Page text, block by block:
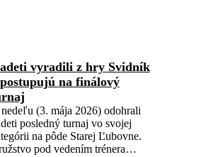
vyradili z hry Svidník
na finálový
(3. mája 2026) odohrali
posledný turnaj vo svojej
na pôde Starej Ľubovne.
pod vedením trénera…